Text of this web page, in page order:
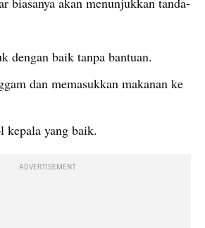
dengan baik tanpa bantuan.
dan memasukkan makanan ke
yang baik.
ADVERTISEMENT